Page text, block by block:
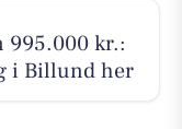
995.000 kr.:
i Billund her